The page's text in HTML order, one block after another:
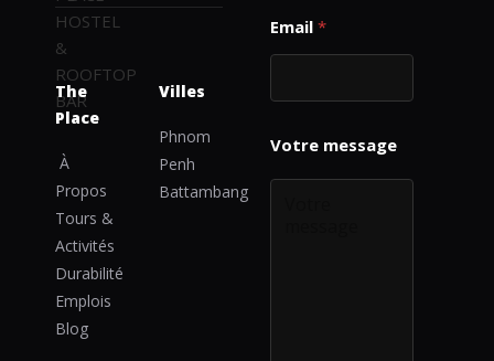
The
Place
À
Propos
Tours &
Activités
Durabilité
Emplois
Blog
Villes
Phnom
Penh
Battambang
e
n
i
l
Email *